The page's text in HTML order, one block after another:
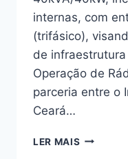
internas, com
(trifásico),
de
Operação de
parceria entre o
Ceará…
LER MAIS